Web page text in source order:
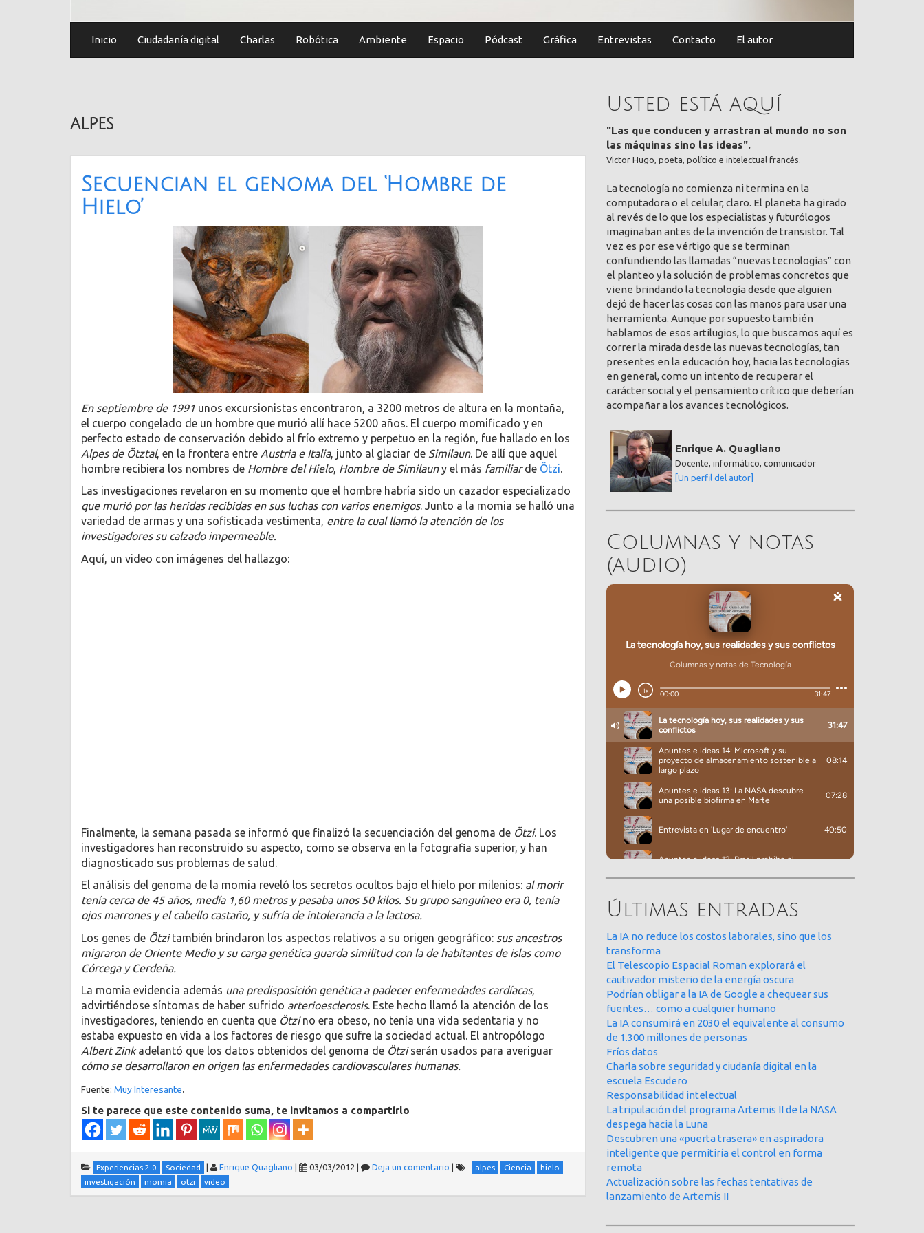
Inicio Ciudadanía digital Charlas Robótica Ambiente Espacio Pódcast Gráfica Entrevistas Contacto El autor
alpes
Secuencian el genoma del ‘Hombre de
Hielo’
En septiembre de 1991 unos excursionistas encontraron, a 3200 metros de altura en la montaña,
el cuerpo congelado de un hombre que murió allí hace 5200 años. El cuerpo momificado y en
perfecto estado de conservación debido al frío extremo y perpetuo en la región, fue hallado en los
Alpes de Ötztal, en la frontera entre Austria e Italia, junto al glaciar de Similaun. De allí que aquel
hombre recibiera los nombres de Hombre del Hielo, Hombre de Similauny el más familiarde Ötzi.
Las investigaciones revelaron en su momento que el hombre habría sido un cazador especializado
que murió por las heridas recibidas en sus luchas con varios enemigos. Junto a la momia se halló una
variedad de armas y una sofisticada vestimenta, entre la cual llamó la atención de los
investigadores su calzado impermeable.
Aquí, un video con imágenes del hallazgo:
Finalmente, la semana pasada se informó que finalizó la secuenciación del genoma de Ötzi. Los
investigadores han reconstruido su aspecto, como se observa en la fotografia superior, y han
diagnosticado sus problemas de salud.
El análisis del genoma de la momia reveló los secretos ocultos bajo el hielo por milenios: al morir
tenía cerca de 45 años, medía 1,60 metros y pesaba unos 50 kilos. Su grupo sanguíneo era 0, tenía
ojos marrones y el cabello castaño, y sufría de intolerancia a la lactosa.
Los genes de Ötzitambién brindaron los aspectos relativos a su origen geográfico: sus ancestros
migraron de Oriente Medio y su carga genética guarda similitud con la de habitantes de islas como
Córcega y Cerdeña.
La momia evidencia además una predisposición genética a padecer enfermedades cardíacas,
advirtiéndose síntomas de haber sufrido arterioesclerosis. Este hecho llamó la atención de los
investigadores, teniendo en cuenta que Ötzino era obeso, no tenía una vida sedentaria y no
estaba expuesto en vida a los factores de riesgo que sufre la sociedad actual. El antropólogo
Albert Zinkadelantó que los datos obtenidos del genoma de Ötziserán usados para averiguar
cómo se desarrollaron en origen las enfermedades cardiovasculares humanas.
Fuente: Muy Interesante.
Si te parece que este contenido suma, te invitamos a compartirlo
Experiencias 2.0 Sociedad Enrique Quagliano 03/03/2012 Deja un comentario alpes Ciencia
hielo
investigación
momia otzi video
Usted está aquí
"Las que conducen y arrastran al mundo no son
las máquinas sino las ideas".
Victor Hugo, poeta, político e intelectual francés.
La tecnología no comienza ni termina en la
computadora o el celular, claro. El planeta ha girado
al revés de lo que los especialistas y futurólogos
imaginaban antes de la invención de transistor. Tal
vez es por ese vértigo que se terminan
confundiendo las llamadas “nuevas tecnologías” con
el planteo y la solución de problemas concretos que
viene brindando la tecnología desde que alguien
dejó de hacer las cosas con las manos para usar una
herramienta. Aunque por supuesto también
hablamos de esos artilugios, lo que buscamos aquí es
correr la mirada desde las nuevas tecnologías, tan
presentes en la educación hoy, hacia las tecnologías
en general, como un intento de recuperar el
carácter social y el pensamiento crítico que deberían
acompañar a los avances tecnológicos.
Enrique A. Quagliano
Docente, informático, comunicador
[Un perfil del autor]
Columnas y notas
(audio)
Últimas entradas
La IA no reduce los costos laborales, sino que los
transforma
El Telescopio Espacial Roman explorará el
cautivador misterio de la energía oscura
Podrían obligar a la IA de Google a chequear sus
fuentes… como a cualquier humano
La IA consumirá en 2030 el equivalente al consumo
de 1.300 millones de personas
Fríos datos
Charla sobre seguridad y ciudanía digital en la
escuela Escudero
Responsabilidad intelectual
La tripulación del programa Artemis II de la NASA
despega hacia la Luna
Descubren una «puerta trasera» en aspiradora
inteligente que permitiría el control en forma
remota
Actualización sobre las fechas tentativas de
lanzamiento de Artemis II